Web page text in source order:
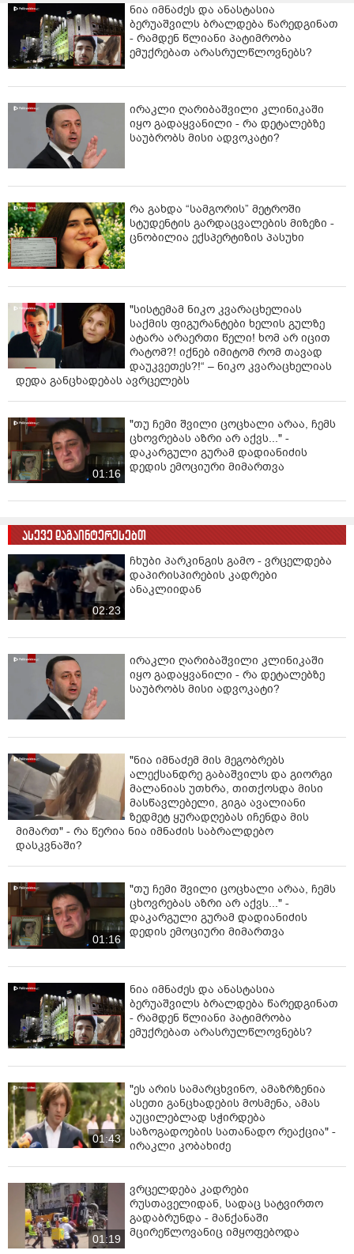
ნია იმნაძეს და ანასტასია
ბერუაშვილს ბრალდება წარედგინათ
- რამდენ წლიანი პატიმრობა
ემუქრებათ არასრულწლოვნებს?
ირაკლი ღარიბაშვილი კლინიკაში
იყო გადაყვანილი - რა დეტალებზე
საუბრობს მისი ადვოკატი?
რა გახდა “სამგორის” მეტროში
სტუდენტის გარდაცვალების მიზეზი -
ცნობილია ექსპერტიზის პასუხი
"სისტემამ ნიკო კვარაცხელიას
საქმის ფიგურანტები ხელის გულზე
ატარა არაერთი წელი! ხომ არ იცით
რატომ?! იქნებ იმიტომ რომ თავად
დაუკვეთეს?!“ – ნიკო კვარაცხელიას
დედა განცხადებას ავრცელებს
01:16
"თუ ჩემი შვილი ცოცხალი არაა, ჩემს
ცხოვრებას აზრი არ აქვს..." -
დაკარგული გურამ დადიანიძის
დედის ემოციური მიმართვა
ასევე დაგაინტერესებთ
02:23
ჩხუბი პარკინგის გამო - ვრცელდება
დაპირისპირების კადრები
ანაკლიიდან
ირაკლი ღარიბაშვილი კლინიკაში
იყო გადაყვანილი - რა დეტალებზე
საუბრობს მისი ადვოკატი?
"ნია იმნაძემ მის მეგობრებს
ალექსანდრე გაბაშვილს და გიორგი
მალანიას უთხრა, თითქოსდა მისი
მასწავლებელი, გიგა ავალიანი
ზედმეტ ყურადღებას იჩენდა მის
მიმართ" - რა წერია ნია იმნაძის საბრალდებო
დასკვნაში?
01:16
"თუ ჩემი შვილი ცოცხალი არაა, ჩემს
ცხოვრებას აზრი არ აქვს..." -
დაკარგული გურამ დადიანიძის
დედის ემოციური მიმართვა
ნია იმნაძეს და ანასტასია
ბერუაშვილს ბრალდება წარედგინათ
- რამდენ წლიანი პატიმრობა
ემუქრებათ არასრულწლოვნებს?
01:43
"ეს არის სამარცხვინო, ამაზრზენია
ასეთი განცხადების მოსმენა, ამას
აუცილებლად სჭირდება
საზოგადოების სათანადო რეაქცია" -
ირაკლი კობახიძე
01:19
ვრცელდება კადრები
რუსთაველიდან, სადაც სატვირთო
გადაბრუნდა - მანქანაში
მცირეწლოვანიც იმყოფებოდა